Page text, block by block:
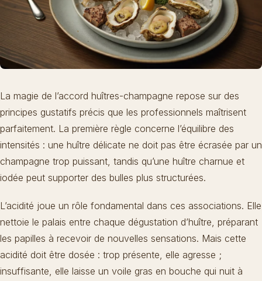
La magie de l’accord huîtres-champagne repose sur des
principes gustatifs précis que les professionnels maîtrisent
parfaitement. La première règle concerne l’équilibre des
intensités : une huître délicate ne doit pas être écrasée par un
champagne trop puissant, tandis qu’une huître charnue et
iodée peut supporter des bulles plus structurées.
L’acidité joue un rôle fondamental dans ces associations. Elle
nettoie le palais entre chaque dégustation d’huître, préparant
les papilles à recevoir de nouvelles sensations. Mais cette
acidité doit être dosée : trop présente, elle agresse ;
insuffisante, elle laisse un voile gras en bouche qui nuit à